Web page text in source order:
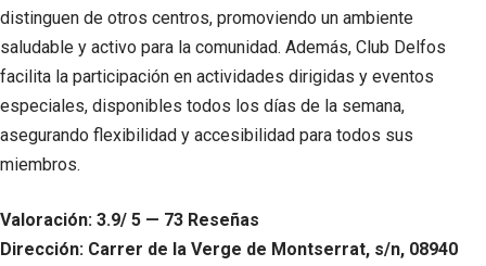
distinguen de otros centros, promoviendo un ambiente
saludable y activo para la comunidad. Además, Club Delfos
facilita la participación en actividades dirigidas y eventos
especiales, disponibles todos los días de la semana,
asegurando flexibilidad y accesibilidad para todos sus
miembros.
Valoración: 3.9/ 5 — 73 Reseñas
Dirección: Carrer de la Verge de Montserrat, s/n, 08940